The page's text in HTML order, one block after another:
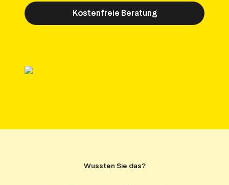
Tools
Bewertungsinhalten
Daten und Analysen
Kostenfreie Beratung
Wussten Sie das?